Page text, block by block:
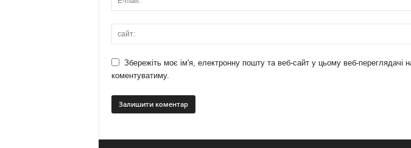
Збережіть моє ім'я, електронну пошту та веб-сайт у цьому веб-переглядачі
коментуватиму.